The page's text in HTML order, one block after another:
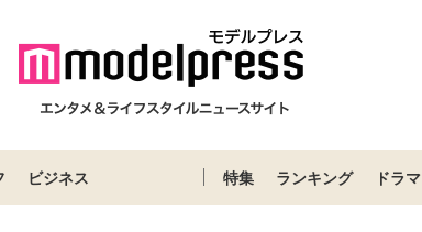
ビジネス 特集 ランキング ドラマ